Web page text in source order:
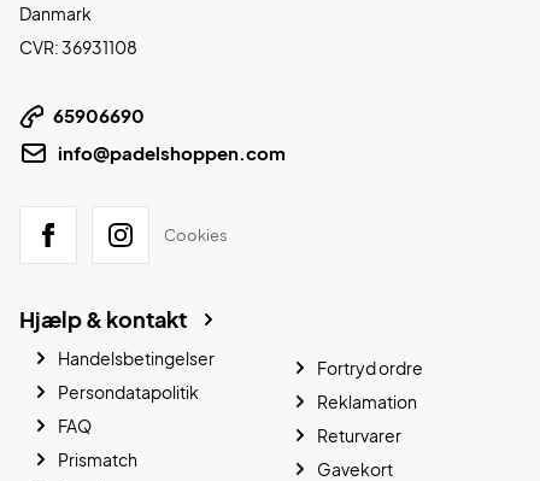
Danmark
CVR: 36931108
65906690
info@padelshoppen.com
Cookies
Hjælp & kontakt
Handelsbetingelser
Persondatapolitik
FAQ
Prismatch
Fortryd ordre
Reklamation
Returvarer
Gavekort